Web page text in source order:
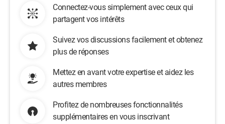
Connectez-vous simplement avec ceux qui
partagent vos intérêts
Suivez vos discussions facilement et obtenez
plus de réponses
Mettez en avant votre expertise et aidez les
autres membres
Profitez de nombreuses fonctionnalités
supplémentaires en vous inscrivant